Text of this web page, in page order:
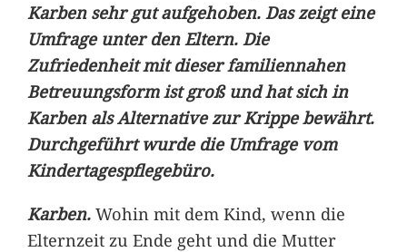
Karben sehr gut aufgehoben. Das zeigt eine
Umfrage unter den Eltern. Die
Zufriedenheit mit dieser familiennahen
Betreuungsform ist groß und hat sich in
Karben als Alternative zur Krippe bewährt.
Durchgeführt wurde die Umfrage vom
Kindertagespflegebüro.
Karben. Wohin mit dem Kind, wenn die
Elternzeit zu Ende geht und die Mutter